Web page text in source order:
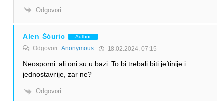
Odgovori
Alen Šćuric Author
Odgovori Anonymous 18.02.2024. 07:15
Neosporni, ali oni su u bazi. To bi trebali biti jeftinije i
jednostavnije, zar ne?
Odgovori